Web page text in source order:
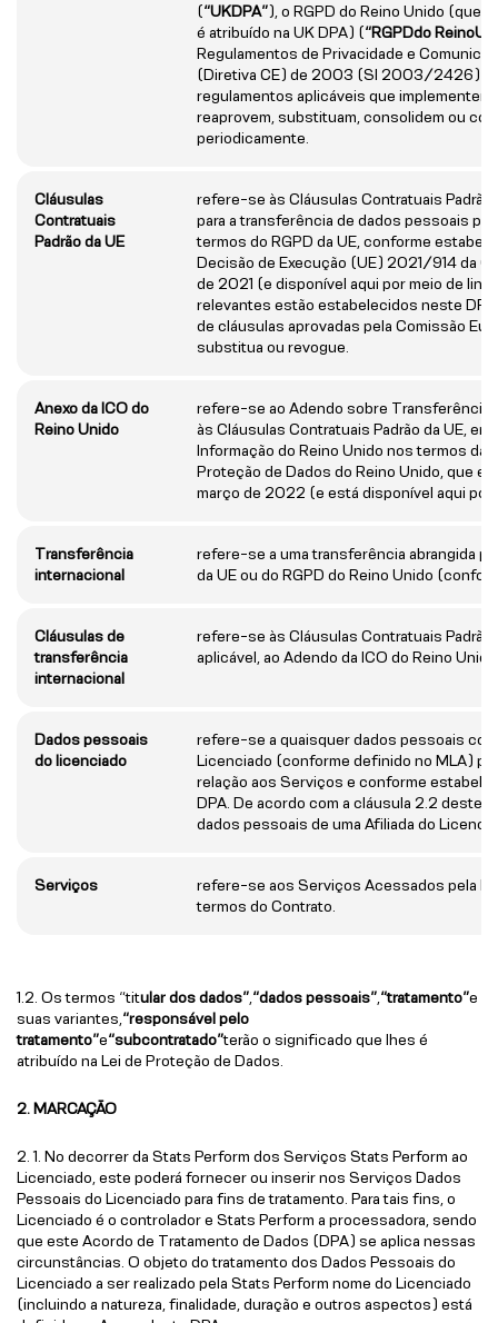
(“UKDPA”), o RGPD do Reino Unido (que
é atribuído na UK DPA) (“RGPDdo Reino
Regulamentos de Privacidade e
(Diretiva CE) de 2003 (SI 2003/2426); e
regulamentos aplicáveis que implementem,
reaprovem, substituam, consolidem ou
periodicamente.
Cláusulas
Contratuais
Padrão da UE
refere-se às Cláusulas Contratuais Padrão
para a transferência de dados pessoais
termos do RGPD da UE, conforme
Decisão de Execução (UE) 2021/914 da
de 2021 (e disponível aqui por meio de
relevantes estão estabelecidos neste
de cláusulas aprovadas pela Comissão
substitua ou revogue.
Anexo da ICO do
Reino Unido
refere-se ao Adendo sobre Transferência
às Cláusulas Contratuais Padrão da UE,
Informação do Reino Unido nos termos da
Proteção de Dados do Reino Unido, que
março de 2022 (e está disponível aqui por
Transferência
internacional
refere-se a uma transferência abrangida
da UE ou do RGPD do Reino Unido
Cláusulas de
transferência
internacional
refere-se às Cláusulas Contratuais Padrão
aplicável, ao Adendo da ICO do Reino
Dados pessoais
do licenciado
refere-se a quaisquer dados pessoais
Licenciado (conforme definido no MLA)
relação aos Serviços e conforme
DPA. De acordo com a cláusula 2.2 deste
dados pessoais de uma Afiliada do
Serviços
refere-se aos Serviços Acessados pela
termos do Contrato.
1.2. Os termos “titular dos dados” “dados pessoais” “tratamento”e
suas variantes, “responsável pelo
tratamento”e“subcontratado”terão o significado que lhes é
atribuído na Lei de Proteção de Dados.
2. MARCAÇÃO
2. 1. No decorrer da Stats Perform dos Serviços Stats Perform ao
Licenciado, este poderá fornecer ou inserir nos Serviços Dados
Pessoais do Licenciado para fins de tratamento. Para tais fins, o
Licenciado é o controlador e Stats Perform a processadora, sendo
que este Acordo de Tratamento de Dados (DPA) se aplica nessas
circunstâncias. O objeto do tratamento dos Dados Pessoais do
Licenciado a ser realizado pela Stats Perform nome do Licenciado
(incluindo a natureza, finalidade, duração e outros aspectos) está